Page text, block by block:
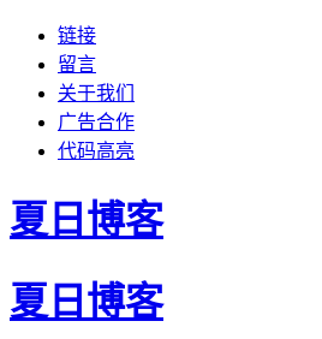
链接
留言
关于我们
广告合作
代码高亮
夏日博客
夏日博客